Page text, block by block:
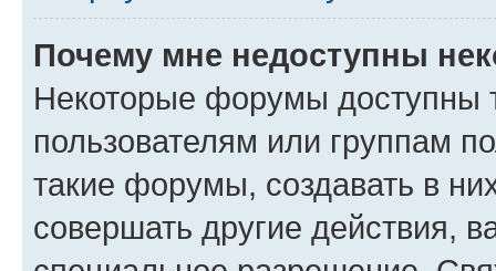
Почему мне недоступны
Некоторые форумы доступны
пользователям или группам
такие форумы, создавать в
совершать другие действия,